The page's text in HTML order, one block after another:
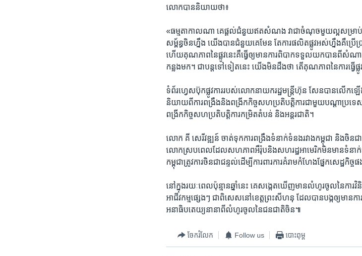
លោក​បាន​និយាយ​ថា៖​
«ធម្មតា​កាល​ណា​ គេ​ផ្តល់​ជំនួយ​ឥត​សំណង​ វា​ជា​ចំណុច​មួយ​ល្អ​សម្រាប់​កម្ពុ
សម្ព័ន្ធ​ចិន​ហ្នឹង​ ​យើង​បាន​ជំនួយ​គេ​មែន​ តែ​ការ​ផលិត​ផ្លូវ​អស់​ហ្នឹង​គឺ​ប្រ
ហើយ​គុណភាព​នៃ​ផ្លូវ​នេះ​គឺ​ធ្វើ​ឲ្យ​មាន​ការ​ពិបាក​ទទួល​យក​បាន​ពី​សំ
កន្លង​មក។​ ​ជា​បន្ត​ទៅ​ទៀត​នេះ ​យើង​មិន​ដឹង​ថា​ ​តើ​គុណភាព​នៃ​ការ​ធ្វើ​ផ្លូវ​
ទំព័រ​ហ្វេសប៊ុក​ផ្លូវ​ការ​របស់​លោក​នាយក​រដ្ឋមន្រ្តីហ៊ុន សែនបាន​លើក​
និយាយ​ពី​ការ​ពង្រឹង​និង​ពង្រីក​កិច្ច​សហ​ប្រតិបត្តិការ​ជាមួយ​បណ្តា​ប្រទេស​ក្
ពង្រីក​កិច្ច​សហ​ប្រតិបត្តិការ​កម្រិត​តំបន់​ និង​អន្តរជាតិ។
លោក ​គី សេរីវឌ្ឍន៍​ ចាត់​ទុក​ការ​ពង្រឹង​ទំនាក់​ទំនង​រវាង​កម្ពុជា​ ​និង​ចិន​
លោក​ស្រប​ពេល​ដែល​សហភាព​អឺរ៉ុប​និង​សហ​រដ្ឋ​អាមេរិក​មិន​មាន​ទំនាក់​ទំ
កម្ពុជា​ត្រូវការ​ចិន​ជា​ជន្ទល់​ដើម្បី​ការពារ​ការ​គំរាម​កំហែង​ផ្នែក​សេដ្ឋកិច្ច​ផ
នៅ​ក្នុង​រយៈ​ពេល​ប៉ុន្មាន​ឆ្នាំ​នេះ​ ​គេ​សង្កេត​ឃើញ​មាន​លំហូរ​ចូល​នៃ​
អាជីវ​កម្ម​ផ្សេងៗ​ ​ជាពិសេស​នៅ​ខេត្ត​ព្រះ​សីហនុ​ ​ដែល​បាន​បង្ក​ឲ្យ​មាន​កា
អនា​ធិបតេយ្យ​នានា​ពី​លំហូរ​ចូល​នៃ​ជនជាតិ​ចិន៕
ចែករំលែក Follow us បោះពុម្ព